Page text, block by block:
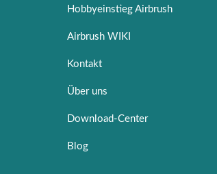
Hobbyeinstieg Airbrush
Airbrush WIKI
Kontakt
Über uns
Download-Center
Blog